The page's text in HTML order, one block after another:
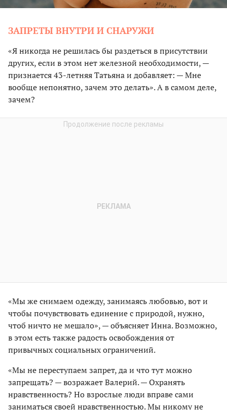
ЗАПРЕТЫ ВНУТРИ И СНАРУЖИ
«Я никогда не решилась бы раздеться в присутствии
других, если в этом нет железной необходимости, —
признается 43-летняя Татьяна и добавляет: — Мне
вообще непонятно, зачем это делать». А в самом деле,
зачем?
«Мы же снимаем одежду, занимаясь любовью, вот и
чтобы почувствовать единение с природой, нужно,
чтоб ничто не мешало», — объясняет Инна. Возможно,
в этом есть также радость освобождения от
привычных социальных ограничений.
«Мы не переступаем запрет, да и что тут можно
запрещать? — возражает Валерий. — Охранять
нравственность? Но взрослые люди вправе сами
заниматься своей нравственностью. Мы никому не